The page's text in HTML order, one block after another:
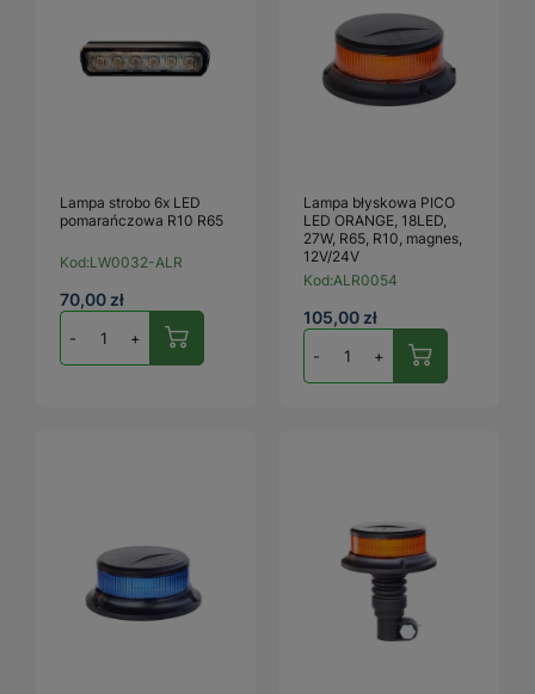
Lampa strobo 6x LED
pomarańczowa R10 R65
Kod:LW0032-ALR
70,00 zł
- +
Lampa błyskowa PICO
LED ORANGE, 18LED,
27W, R65, R10, magnes,
12V/24V
Kod:ALR0054
105,00 zł
- +